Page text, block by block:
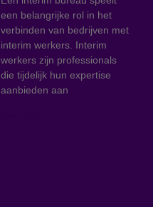
een belangrijke rol in het
verbinden van bedrijven met
interim werkers. Interim
werkers zijn professionals
die tijdelijk hun expertise
aanbieden aan